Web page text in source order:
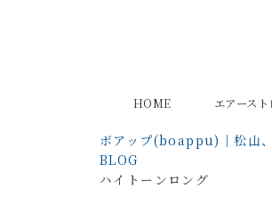
HOME エアースト
ボアップ(boappu)｜松山
BLOG
ハイトーンロング